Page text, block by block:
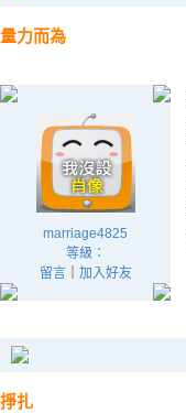
量力而為
marriage4825
等級：
留言｜ 加入好友
掙扎